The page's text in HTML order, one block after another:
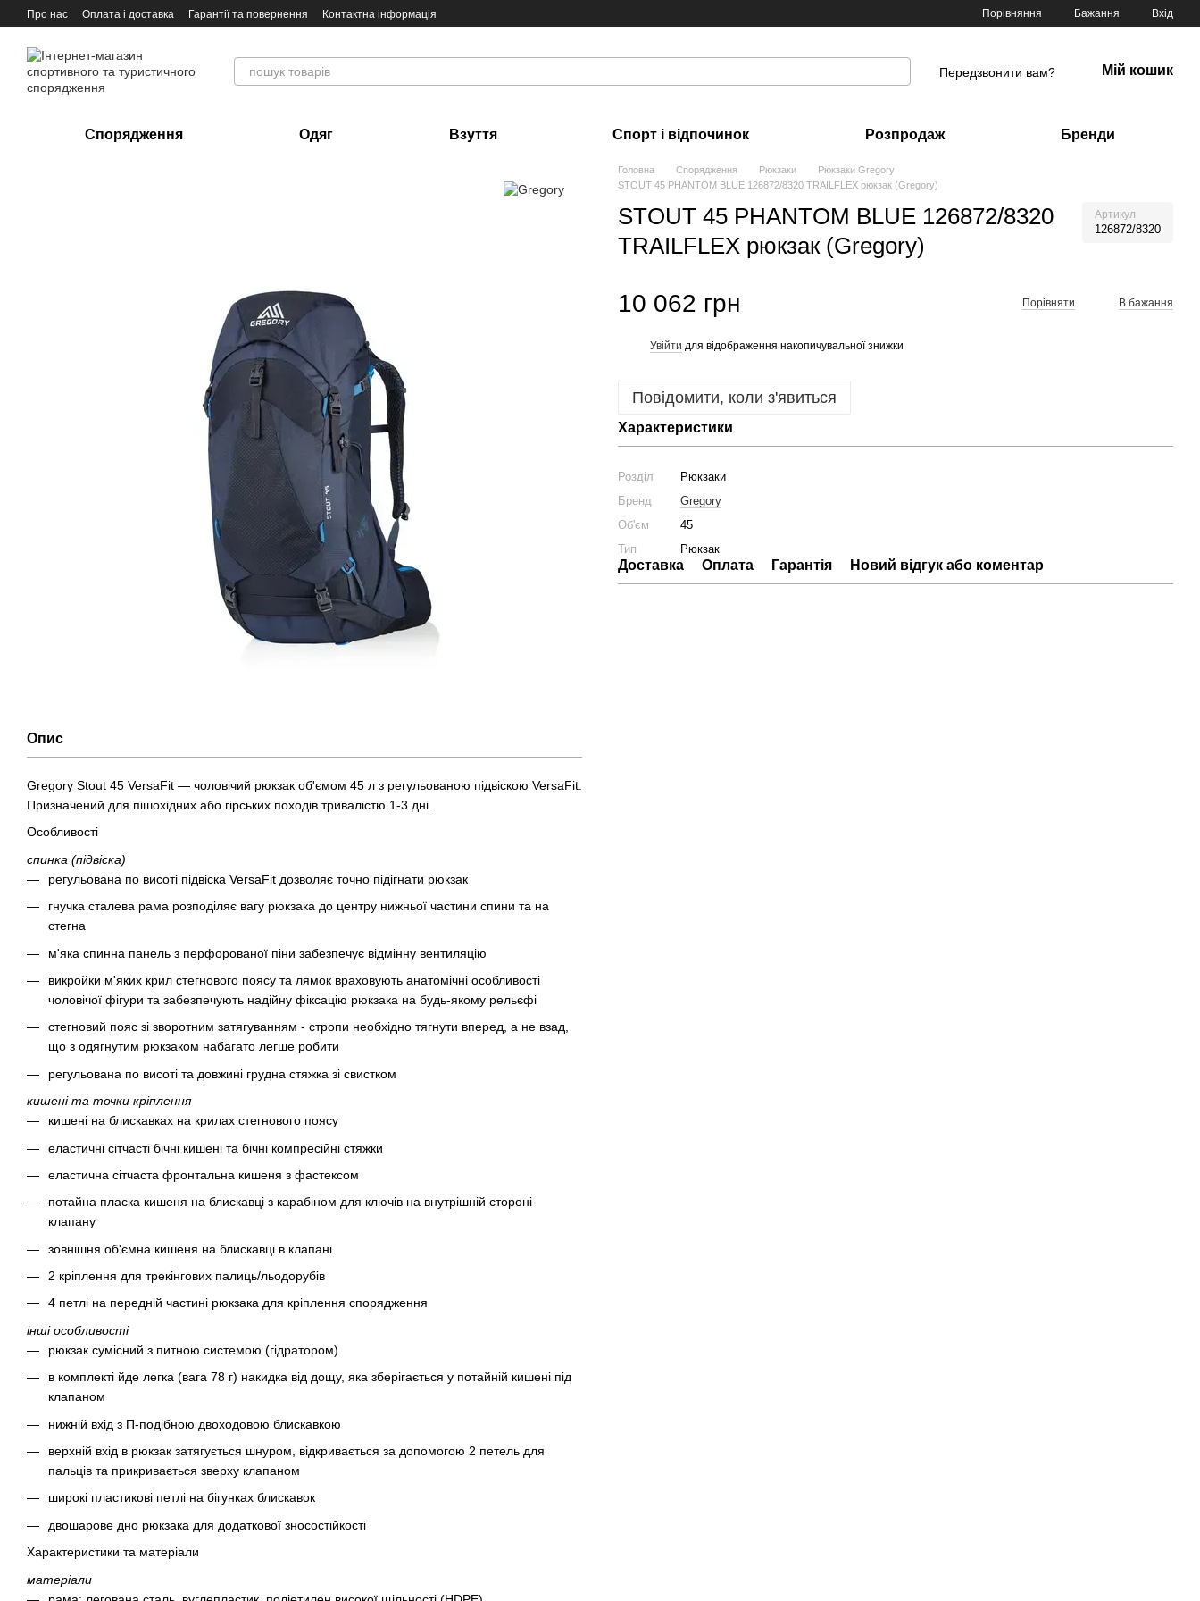
Перейти до основного контенту
Про нас Оплата і доставка Гарантії та повернення Контактна інформація Порівняння Бажання Вхід
Передзвонити вам? Мій кошик
Спорядження Одяг Взуття Спорт і відпочинок Розпродаж Бренди
Опис
Gregory Stout 45 VersaFit — чоловічий рюкзак об'ємом 45 л з регульованою підвіскою VersaFit.
Призначений для пішохідних або гірських походів тривалістю 1-3 дні.
Особливості
спинка (підвіска)
регульована по висоті підвіска VersaFit дозволяє точно підігнати рюкзак
гнучка сталева рама розподіляє вагу рюкзака до центру нижньої частини спини та на
стегна
м'яка спинна панель з перфорованої піни забезпечує відмінну вентиляцію
викройки м'яких крил стегнового поясу та лямок враховують анатомічні особливості
чоловічої фігури та забезпечують надійну фіксацію рюкзака на будь-якому рельєфі
стегновий пояс зі зворотним затягуванням - стропи необхідно тягнути вперед, а не взад,
що з одягнутим рюкзаком набагато легше робити
регульована по висоті та довжині грудна стяжка зі свистком
кишені та точки кріплення
кишені на блискавках на крилах стегнового поясу
еластичні сітчасті бічні кишені та бічні компресійні стяжки
еластична сітчаста фронтальна кишеня з фастексом
потайна пласка кишеня на блискавці з карабіном для ключів на внутрішній стороні
клапану
зовнішня об'ємна кишеня на блискавці в клапані
2 кріплення для трекінгових палиць/льодорубів
4 петлі на передній частині рюкзака для кріплення спорядження
інші особливості
рюкзак сумісний з питною системою (гідратором)
в комплекті йде легка (вага 78 г) накидка від дощу, яка зберігається у потайній кишені під
клапаном
нижній вхід з П-подібною двоходовою блискавкою
верхній вхід в рюкзак затягується шнуром, відкривається за допомогою 2 петель для
пальців та прикривається зверху клапаном
широкі пластикові петлі на бігунках блискавок
двошарове дно рюкзака для додаткової зносостійкості
Характеристики та матеріали
матеріали
Головна Спорядження Рюкзаки
Рюкзаки Gregory
STOUT 45 PHANTOM BLUE 126872/8320 TRAILFLEX рюкзак (Gregory)
STOUT 45 PHANTOM BLUE 126872/8320
TRAILFLEX рюкзак (Gregory)
Артикул
126872/8320
10 062 грн Порівняти В бажання
Увійти для відображення накопичувальної знижки
Повідомити, коли з'явиться
Характеристики
Розділ
Рюкзаки
Бренд
Gregory
Об'єм
45
Тип
Рюкзак
Доставка Оплата Гарантія Новий відгук або коментар